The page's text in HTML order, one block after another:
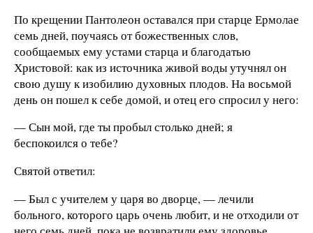
По крещении Пантолеон оставался при старце Ермолае
семь дней, поучаясь от божественных слов,
сообщаемых ему устами старца и благодатью
Христовой: как из источника живой воды утучнял он
свою душу к изобилию духовных плодов. На восьмой
день он пошел к себе домой, и отец его спросил у него:
— Сын мой, где ты пробыл столько дней; я
беспокоился о тебе?
Святой ответил:
— Был с учителем у царя во дворце, — лечили
больного, которого царь очень любит, и не отходили от